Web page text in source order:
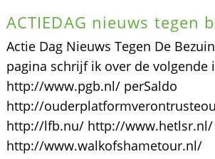
ACTIEDAG nieuws tegen
Actie Dag Nieuws Tegen De
pagina schrijf ik over de volgende
http://www.pgb.nl/ perSaldo
http://
http://lfb.nu/ http://www.hetlsr.nl/
http://www.walkofshametour.nl/